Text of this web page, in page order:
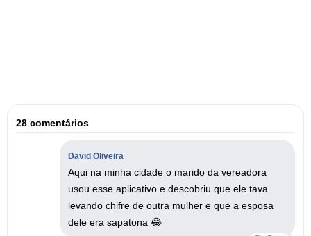
28 comentários
David Oliveira
Aqui na minha cidade o marido da vereadora
usou esse aplicativo e descobriu que ele tava
levando chifre de outra mulher e que a esposa
dele era sapatona 😂